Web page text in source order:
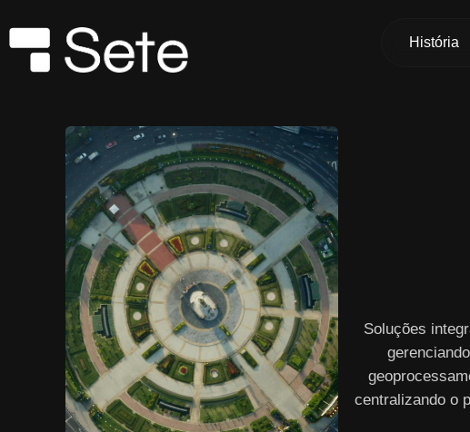
História
Soluções
centralizando o